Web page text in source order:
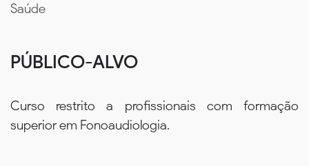
Saúde
PÚBLICO-ALVO
Curso restrito a profissionais com formação
superior em Fonoaudiologia.